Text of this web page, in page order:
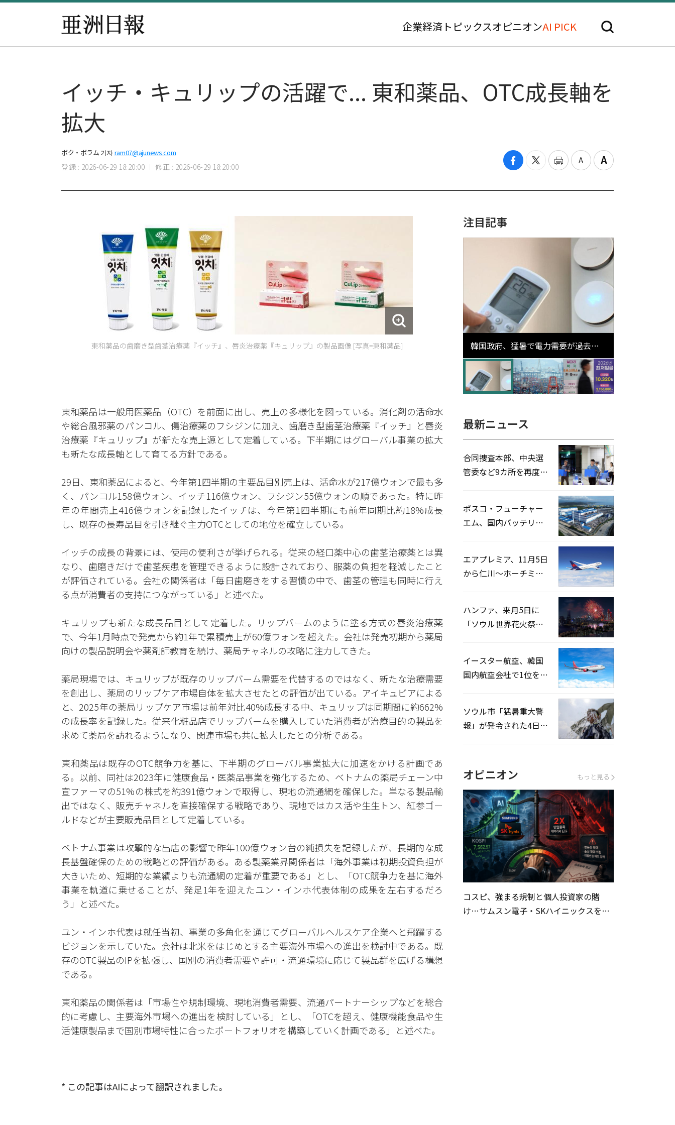
企業経済 トピックスオピニオンAI PICK
イッチ・キュリップの活躍で... 東和薬品、OTC成長軸を
拡大
ボク・ボラム 기자ram07@ajunews.com
登録 : 2026-06-29 18:20:00 修正 : 2026-06-29 18:20:00
東和薬品の歯磨き型歯茎治療薬『イッチ』、唇炎治療薬『キュリップ』の製品画像 [写真=東和薬品]
東和薬品は一般用医薬品（OTC）を前面に出し、売上の多様化を図っている。消化剤の活命水
や総合風邪薬のパンコル、傷治療薬のフシジンに加え、歯磨き型歯茎治療薬『イッチ』と唇炎
治療薬『キュリップ』が新たな売上源として定着している。下半期にはグローバル事業の拡大
も新たな成長軸として育てる方針である。
29日、東和薬品によると、今年第1四半期の主要品目別売上は、活命水が217億ウォンで最も多
く、パンコル158億ウォン、イッチ116億ウォン、フシジン55億ウォンの順であった。特に昨
年の年間売上416億ウォンを記録したイッチは、今年第1四半期にも前年同期比約18%成長
し、既存の長寿品目を引き継ぐ主力OTCとしての地位を確立している。
イッチの成長の背景には、使用の便利さが挙げられる。従来の経口薬中心の歯茎治療薬とは異
なり、歯磨きだけで歯茎疾患を管理できるように設計されており、服薬の負担を軽減したこと
が評価されている。会社の関係者は「毎日歯磨きをする習慣の中で、歯茎の管理も同時に行え
る点が消費者の支持につながっている」と述べた。
キュリップも新たな成長品目として定着した。リップバームのように塗る方式の唇炎治療薬
で、今年1月時点で発売から約1年で累積売上が60億ウォンを超えた。会社は発売初期から薬局
向けの製品説明会や薬剤師教育を続け、薬局チャネルの攻略に注力してきた。
薬局現場では、キュリップが既存のリップバーム需要を代替するのではなく、新たな治療需要
を創出し、薬局のリップケア市場自体を拡大させたとの評価が出ている。アイキュビアによる
と、2025年の薬局リップケア市場は前年対比40%成長する中、キュリップは同期間に約662%
の成長率を記録した。従来化粧品店でリップバームを購入していた消費者が治療目的の製品を
求めて薬局を訪れるようになり、関連市場も共に拡大したとの分析である。
東和薬品は既存のOTC競争力を基に、下半期のグローバル事業拡大に加速をかける計画であ
る。以前、同社は2023年に健康食品・医薬品事業を強化するため、ベトナムの薬局チェーン中
宣ファーマの51%の株式を約391億ウォンで取得し、現地の流通網を確保した。単なる製品輸
出ではなく、販売チャネルを直接確保する戦略であり、現地ではカス活や生生トン、紅参ゴー
ルドなどが主要販売品目として定着している。
ベトナム事業は攻撃的な出店の影響で昨年100億ウォン台の純損失を記録したが、長期的な成
長基盤確保のための戦略との評価がある。ある製薬業界関係者は「海外事業は初期投資負担が
大きいため、短期的な業績よりも流通網の定着が重要である」とし、「OTC競争力を基に海外
事業を軌道に乗せることが、発足1年を迎えたユン・インホ代表体制の成果を左右するだろ
う」と述べた。
ユン・インホ代表は就任当初、事業の多角化を通じてグローバルヘルスケア企業へと飛躍する
ビジョンを示していた。会社は北米をはじめとする主要海外市場への進出を検討中である。既
存のOTC製品のIPを拡張し、国別の消費者需要や許可・流通環境に応じて製品群を広げる構想
である。
東和薬品の関係者は「市場性や規制環境、現地消費者需要、流通パートナーシップなどを総合
的に考慮し、主要海外市場への進出を検討している」とし、「OTCを超え、健康機能食品や生
活健康製品まで国別市場特性に合ったポートフォリオを構築していく計画である」と述べた。
* この記事はAIによって翻訳されました。
注目記事
韓国政府、猛暑で電力需要が過去最
高更新の可能性に需給対応体制を点
検
最新ニュース
合同捜査本部、中央選
管委など9カ所を再度家
ポスコ・フューチャー
エム、国内バッテリー
エアプレミア、11月5日
から仁川〜ホーチミン
ハンファ、来月5日に
「ソウル世界花火祭り
イースター航空、韓国
国内航空会社で1位を記
ソウル市「猛暑重大警
報」が発令された4日、
オピニオン もっと見る
コスピ、強まる規制と個人投資家の賭
け…サムスン電子・SKハイニックスを巡